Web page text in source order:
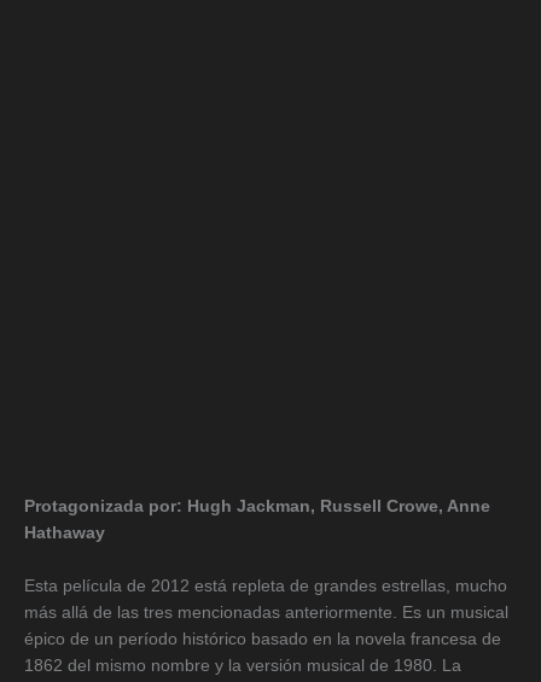
Protagonizada por: Hugh Jackman, Russell Crowe, Anne
Hathaway
Esta película de 2012 está repleta de grandes estrellas, mucho
más allá de las tres mencionadas anteriormente. Es un musical
épico de un período histórico basado en la novela francesa de
1862 del mismo nombre y la versión musical de 1980. La